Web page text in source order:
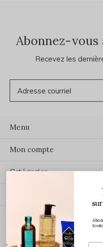
Abonnez-
Recevez les
Menu
Mon compte
Catégories
ÉCRIVEZ-NOUS